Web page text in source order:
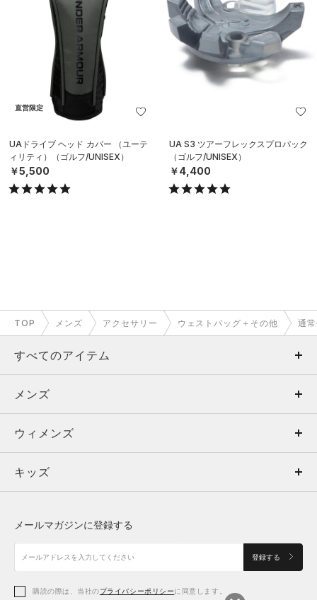
直営限定
UAドライブ ヘッド カバー （ユーテ
ィリティ）（ゴルフ/UNISEX）
￥5,500
UA S3 ツアーフレックスプロパック
（ゴルフ/UNISEX）
￥4,400
TOP メンズ アクセサリー ウェストバッグ＋その他 通
すべてのアイテム
メンズ
ウィメンズ
キッズ
アクセサリー
メンズ
トップス
ボトムス
アクセサリー
ウィメンズ
トップス
シューズ
アクセサリー
キッズ
シューズ
メールマガジンに登録する
登録する
購読の際は、当社のプライバシーポリシーに同意します。